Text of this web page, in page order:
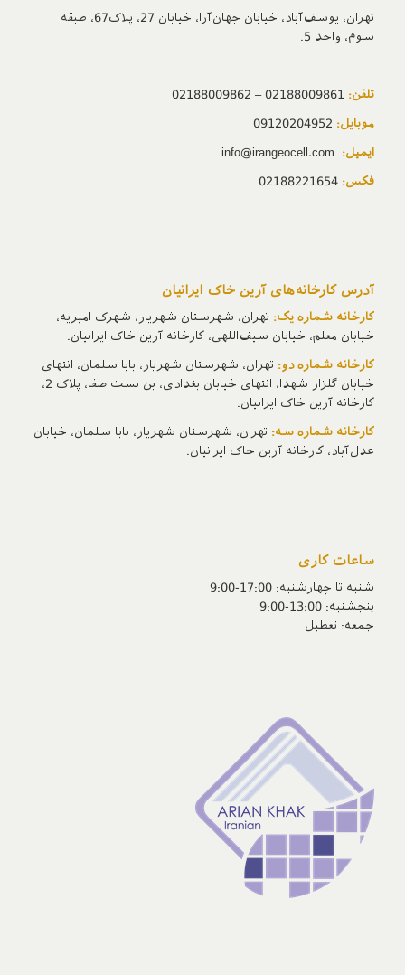
تهران، یوسف‌آباد، خیابان جهان‌آرا، خیابان 27، پلاک67، طبقه
سوم، واحد 5.
تلفن: 02188009861 – 02188009862
موبایل:
ایمیل:
فکس: 02188221654
آدرس‌ کارخانه‌های آرین خاک ایرانیان
کارخانه شماره یک: تهران، شهرستان شهریار، شهرک امیریه،
خیابان معلم، خیابان سیف‌اللهی، کارخانه آرین خاک ایرانیان.
کارخانه شماره دو: تهران، شهرستان شهریار، بابا سلمان، انتهای
خیابان گلزار شهدا، انتهای خیابان بغدادی، بن بست صفا، پلاک 2،
کارخانه آرین خاک ایرانیان.
کارخانه شماره سه: تهران، شهرستان شهریار، بابا سلمان، خیابان
عدل‌آباد، کارخانه آرین خاک ایرانیان.
ساعات کاری
شنبه تا چهارشنبه: 17:00-9:00
پنجشنبه‌: 13:00-9:00
جمعه‌: تعطیل